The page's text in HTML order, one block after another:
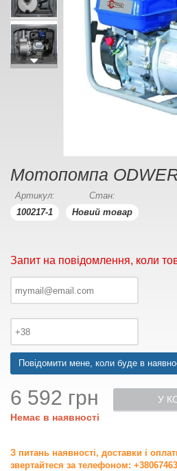
Мотопомпа
Артикул:
100217-1
Стан:
Новий товар
Запит на повідомлення, коли
Повідомити мене, коли буде в
6 592 грн
Немає в наявності
У
З питань наявності, доставки і
звертайтеся за телефоном: